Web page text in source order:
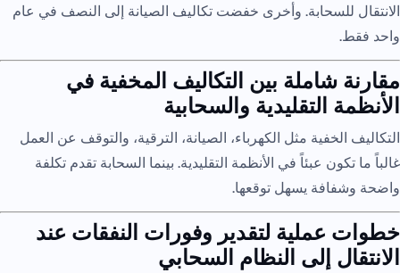
الانتقال للسحابة. وأخرى خفضت تكاليف الصيانة إلى النصف في عام
واحد فقط.
مقارنة شاملة بين التكاليف المخفية في
الأنظمة التقليدية والسحابية
التكاليف الخفية مثل الكهرباء، الصيانة، الترقية، والتوقف عن العمل
غالباً ما تكون عبئاً في الأنظمة التقليدية. بينما السحابة تقدم تكلفة
واضحة وشفافة يسهل توقعها.
خطوات عملية لتقدير وفورات النفقات عند
الانتقال إلى النظام السحابي